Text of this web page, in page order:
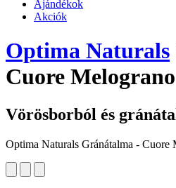
Ajándékok
Akciók
Optima Naturals
Cuore
Vörösborból és
Optima Naturals Gránátalma - Cuore